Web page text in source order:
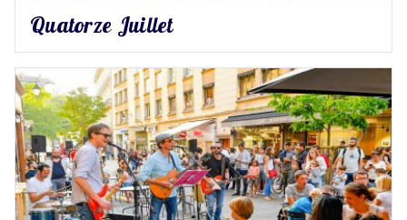
Quatorze Juillet